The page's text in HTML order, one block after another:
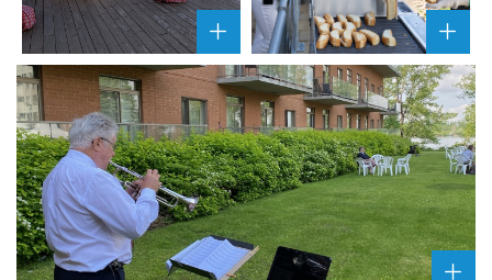
A
G
R
A
N
D
I
R
L
'
I
M
A
G
A
G
R
A
N
D
I
R
L
'
I
M
A
G